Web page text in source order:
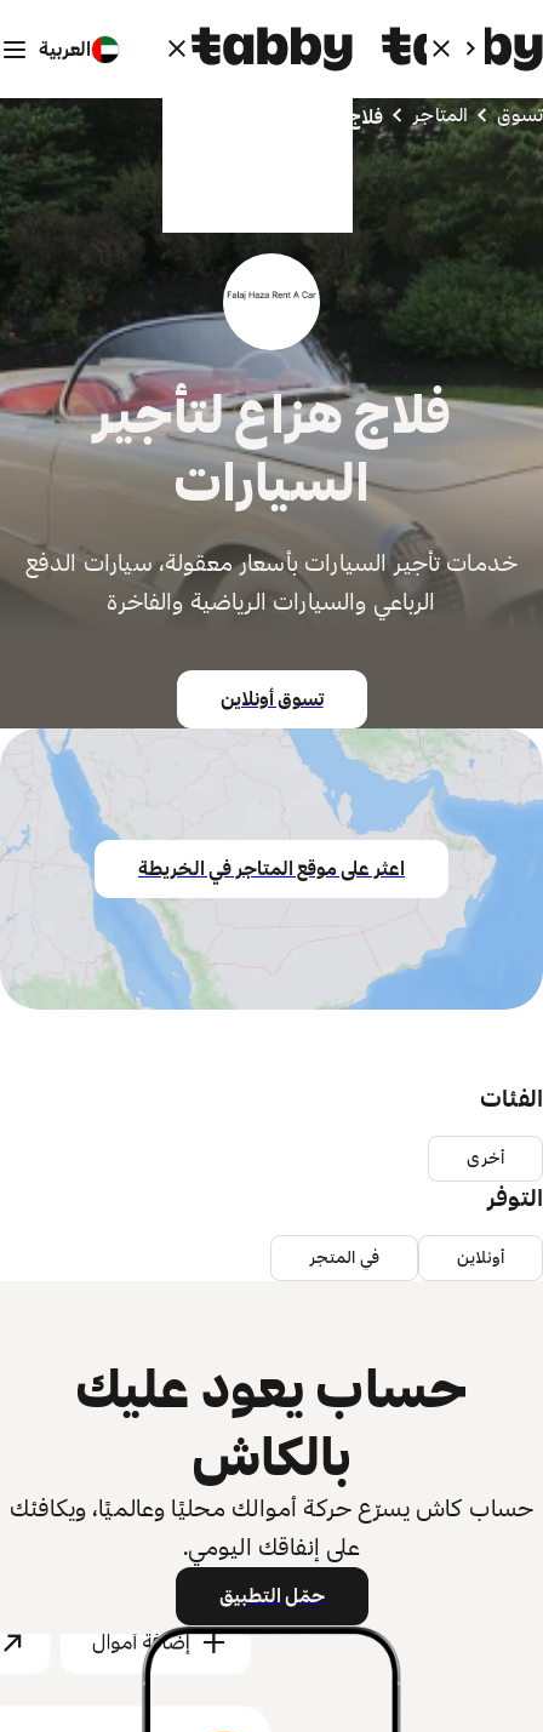
العربية
تسوق المتاجر فلاج هزاع لتأجير السيارات
فلاج هزاع لتأجير
السيارات
خدمات تأجير السيارات بأسعار معقولة، سيارات الدفع
الرباعي والسيارات الرياضية والفاخرة
تسوق أونلاين
اعثر على موقع المتاجر في الخريطة
الفئات
أخرى
التوفر
أونلاين في المتجر
حساب يعود عليك
بالكاش
حساب كاش يسرّع حركة أموالك محليًا وعالميًا، ويكافئك
على إنفاقك اليومي.
حمّل التطبيق